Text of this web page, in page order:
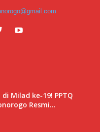
Milad ke-19! PPTQ
Resmi...